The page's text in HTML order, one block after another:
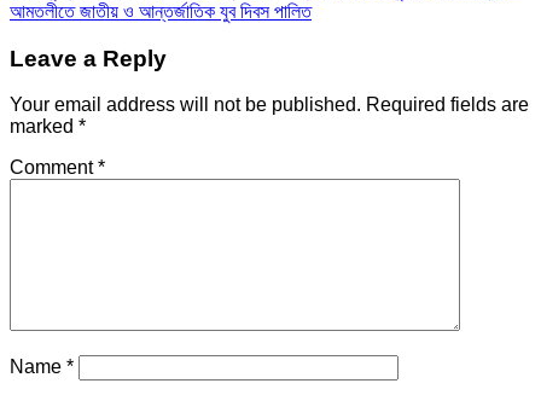
navigation
আমতলীতে জাতীয় ও আন্তর্জাতিক যুব দিবস পালিত
Leave a Reply
Your email address will not be published. Required fields are
marked *
Comment*
Name *